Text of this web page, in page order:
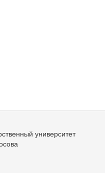
университет